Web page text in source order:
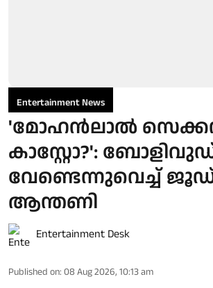
Entertainment News
'മോഹൻലാൽ
കാസ്റ്റോ?': ബോളിവുഡ്
വേണ്ടെന്നുവെച്ച്
ആന്തണി
Entertainment Desk
Published on: 08 Aug 2026, 10:13 am